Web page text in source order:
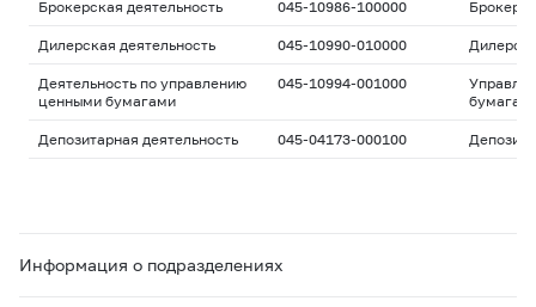
Брокерская деятельность 045-10986-100000
Дилерская деятельность 045-10990-010000
Деятельность по управлению
ценными бумагами
045-10994-001000
Депозитарная деятельность 045-04173-000100
Информация о подразделениях